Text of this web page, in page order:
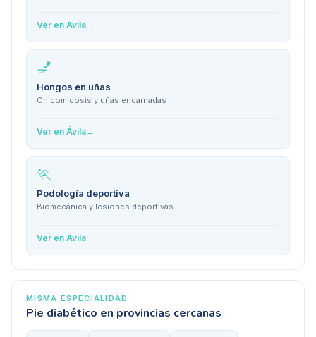
Ver en Ávila→
💅
Hongos en uñas
Onicomicosis y uñas encarnadas
Ver en Ávila→
🏃
Podología deportiva
Biomecánica y lesiones deportivas
Ver en Ávila→
MISMA ESPECIALIDAD
Pie diabético en provincias cercanas